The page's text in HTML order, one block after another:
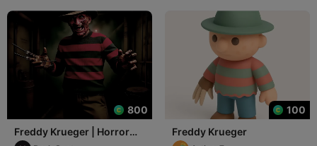
800
Freddy Krueger | Horror
Movie Character
100
Freddy Krueger